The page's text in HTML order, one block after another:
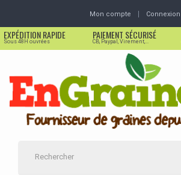
Mon compte Connexion
EXPÉDITION RAPIDE
Sous 48H ouvrées
PAIEMENT SÉCURISÉ
CB, Paypal, Virement,...